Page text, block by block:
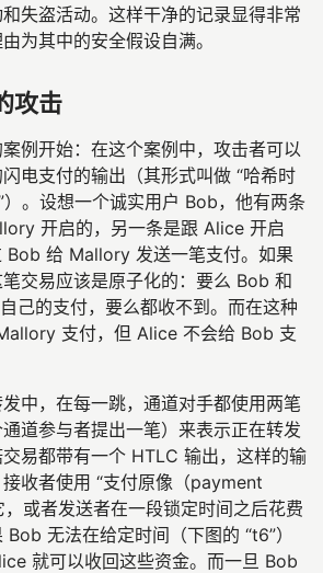
失盗活动。这样干净的记录显得非常
为其中的安全假设自满。
攻击
例开始：在这个案例中，攻击者可以
电支付的输出（其形式叫做 “哈希时
。设想一个诚实用户 Bob，他有两条
开启的，另一条是跟 Alice 开启
Bob 给 Mallory 发送一笔支付。如果
交易应该是原子化的：要么 Bob 和
己的支付，要么都收不到。而在这种
支付，但 Alice 不会给 Bob 支
中，在每一跳，通道对手都使用两笔
道参与者提出一笔）来表示正在转发
易都带有一个 HTLC 输出，这样的输
收者使用 “支付原像（payment
或者发送者在一段锁定时间之后花费
无法在给定时间（下图的 “t6”）
就可以收回这些资金。而一旦 Bob